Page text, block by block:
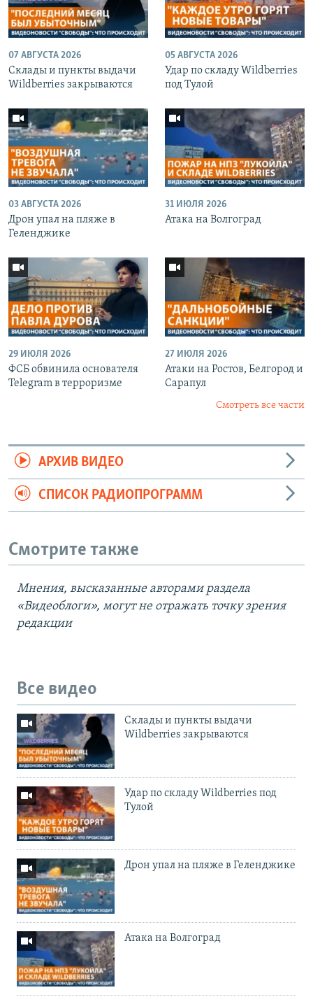
07 АВГУСТА 2026
Cклады и пункты выдачи
Wildberries закрываются
05 АВГУСТА 2026
Удар по складу Wildberries
под Тулой
03 АВГУСТА 2026
Дрон упал на пляже в
Геленджике
31 ИЮЛЯ 2026
Атака на Волгоград
29 ИЮЛЯ 2026
ФСБ обвинила основателя
Telegram в терроризме
27 ИЮЛЯ 2026
Атаки на Ростов, Белгород и
Сарапул
Смотреть все части
АРХИВ ВИДЕО
СПИСОК РАДИОПРОГРАММ
Смотрите также
Мнения, высказанные авторами раздела
«Видеоблоги», могут не отражать точку зрения
редакции
Все видео
Cклады и пункты выдачи
Wildberries закрываются
Удар по складу Wildberries под
Тулой
Дрон упал на пляже в Геленджике
Атака на Волгоград